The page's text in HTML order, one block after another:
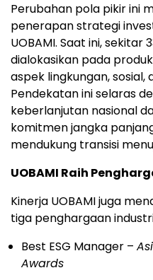
Perubahan pola pikir ini
penerapan strategi
UOBAMI. Saat ini, sekitar
dialokasikan pada
aspek lingkungan, sosial,
Pendekatan ini selaras
keberlanjutan nasional
komitmen jangka
mendukung transisi
UOBAMI Raih
Kinerja UOBAMI juga
tiga penghargaan
Best ESG Manager –
Awards